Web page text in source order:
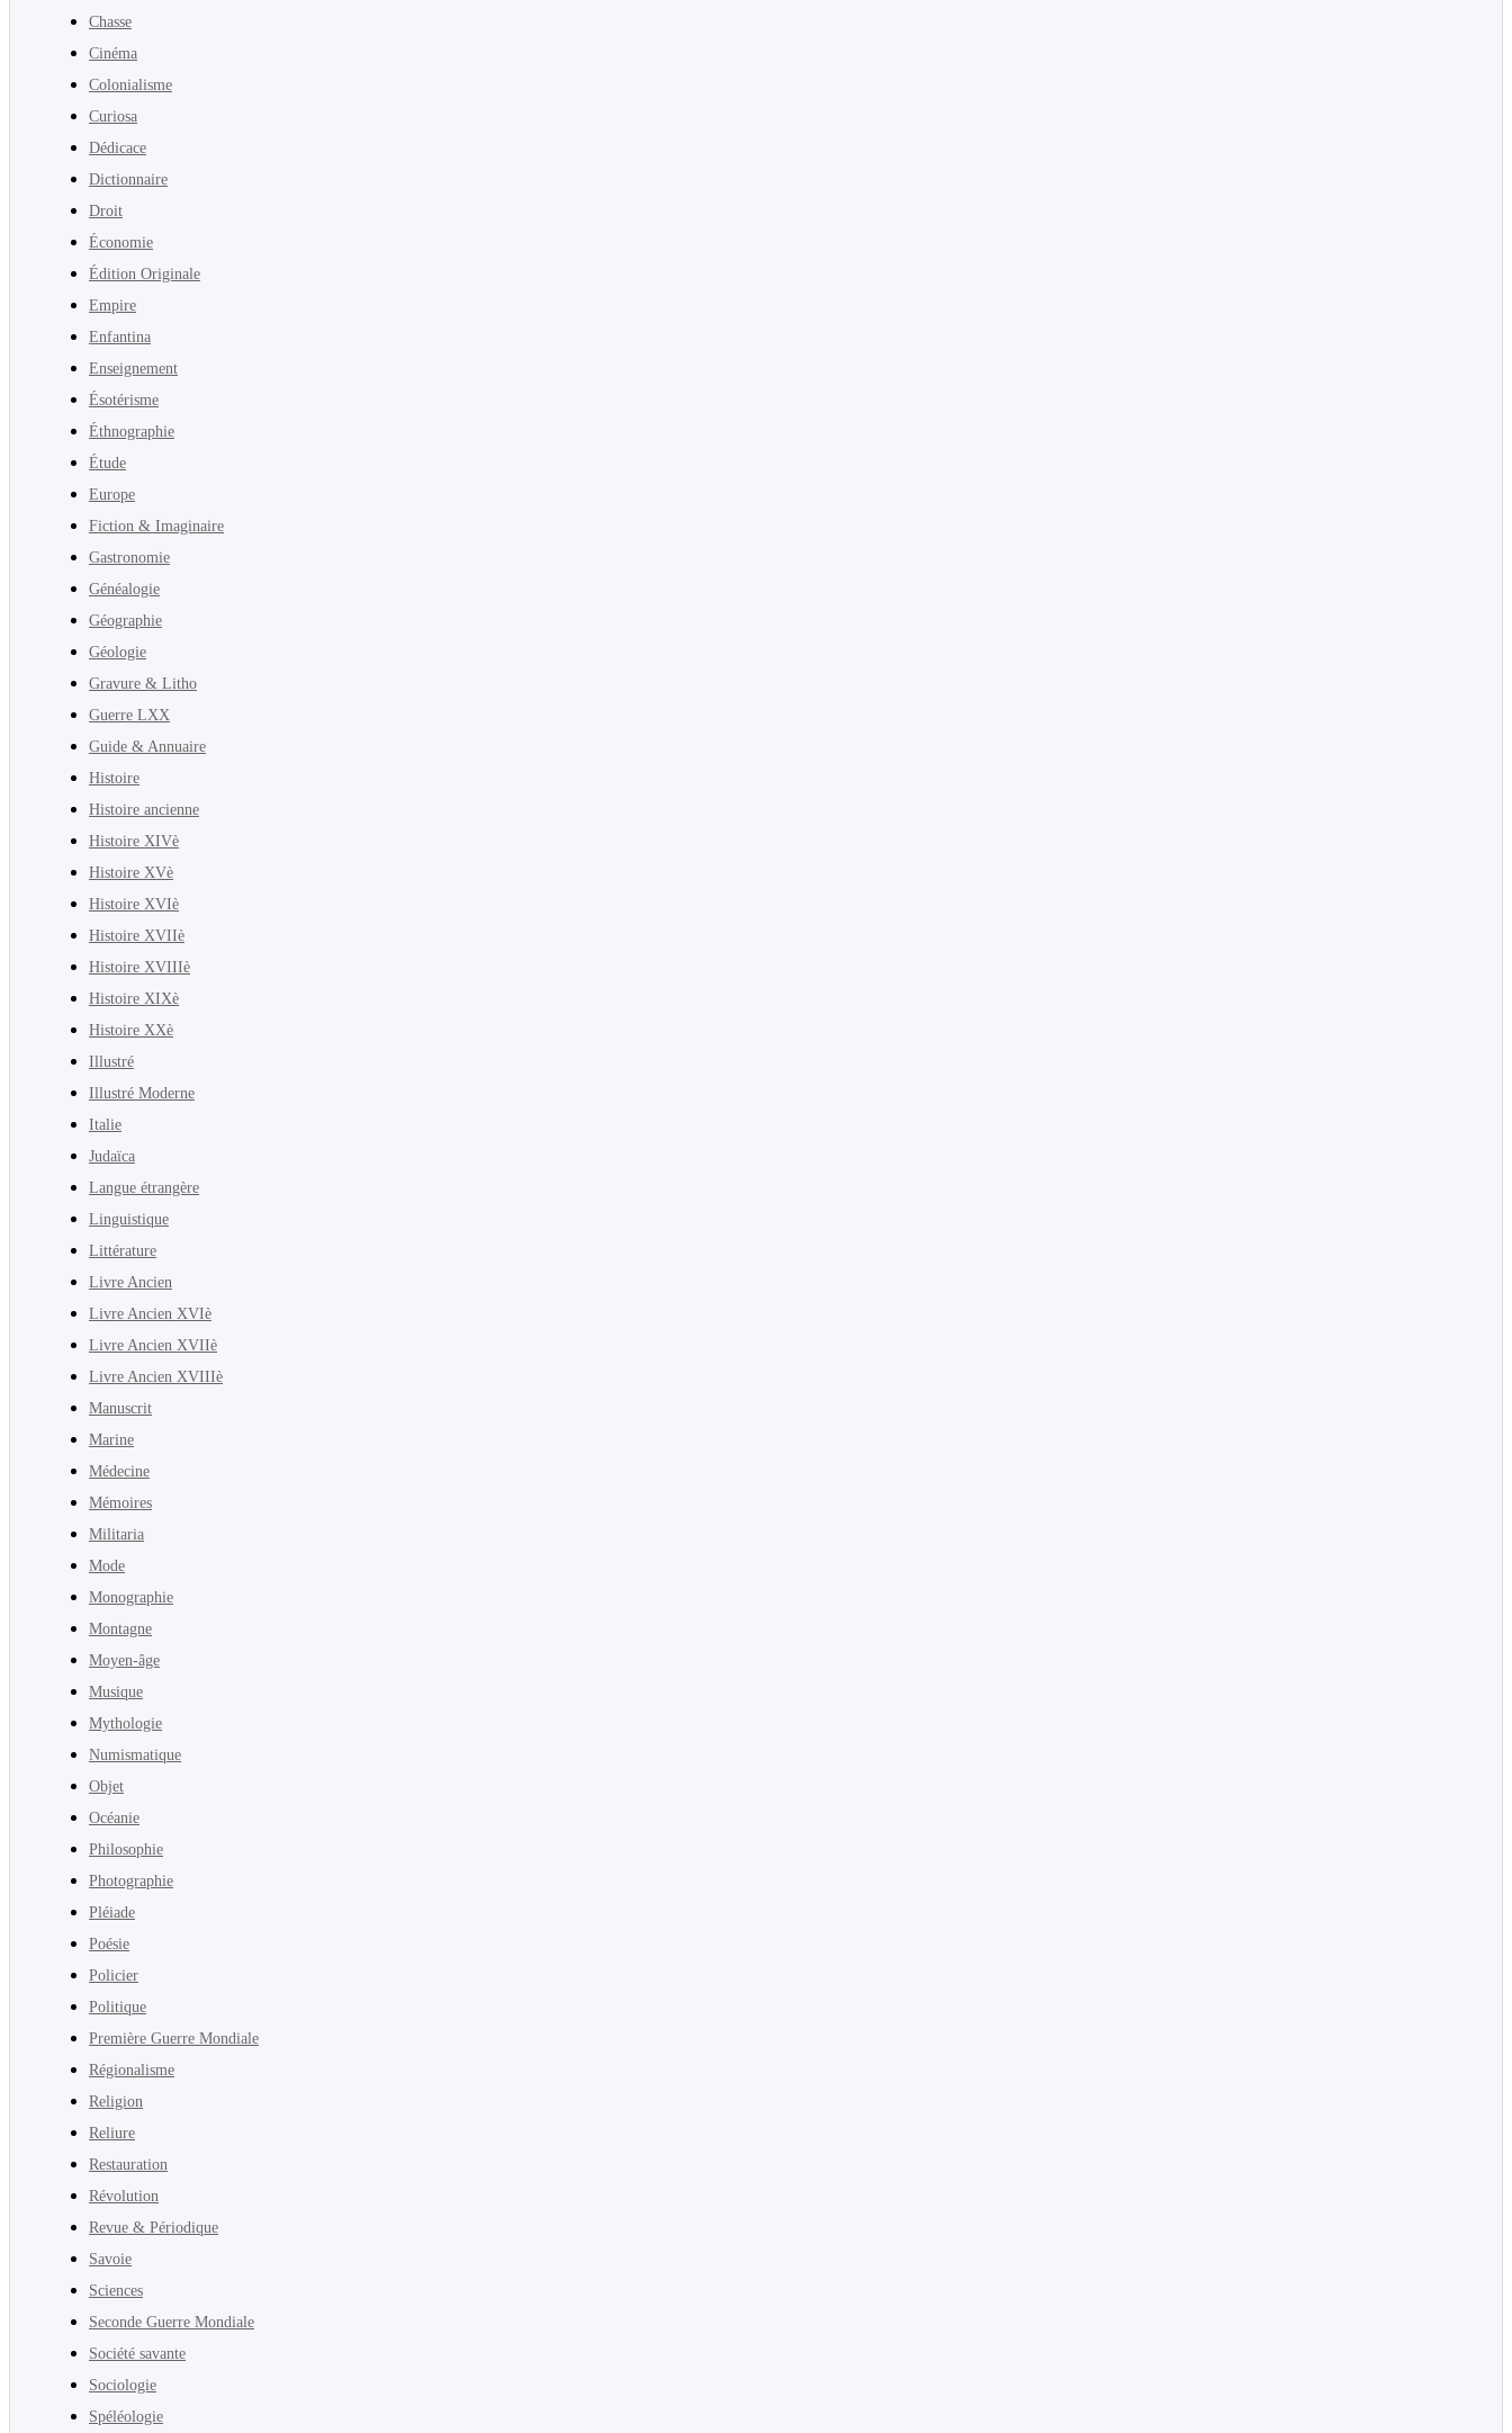
Chasse
Cinéma
Colonialisme
Curiosa
Dédicace
Dictionnaire
Droit
Économie
Édition Originale
Empire
Enfantina
Enseignement
Ésotérisme
Éthnographie
Étude
Europe
Fiction & Imaginaire
Gastronomie
Généalogie
Géographie
Géologie
Gravure & Litho
Guerre LXX
Guide & Annuaire
Histoire
Histoire ancienne
Histoire XIVè
Histoire XVè
Histoire XVIè
Histoire XVIIè
Histoire XVIIIè
Histoire XIXè
Histoire XXè
Illustré
Illustré Moderne
Italie
Judaïca
Langue étrangère
Linguistique
Littérature
Livre Ancien
Livre Ancien XVIè
Livre Ancien XVIIè
Livre Ancien XVIIIè
Manuscrit
Marine
Médecine
Mémoires
Militaria
Mode
Monographie
Montagne
Moyen-âge
Musique
Mythologie
Numismatique
Objet
Océanie
Philosophie
Photographie
Pléiade
Poésie
Policier
Politique
Première Guerre Mondiale
Régionalisme
Religion
Reliure
Restauration
Révolution
Revue & Périodique
Savoie
Sciences
Seconde Guerre Mondiale
Société savante
Sociologie
Spéléologie